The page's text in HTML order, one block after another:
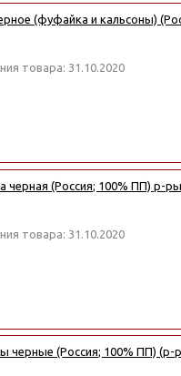
(фуфайка и кальсоны)
товара: 31.10.2020
(Россия; 100% ПП) р-ры
товара: 31.10.2020
черные (Россия; 100% ПП) (р-